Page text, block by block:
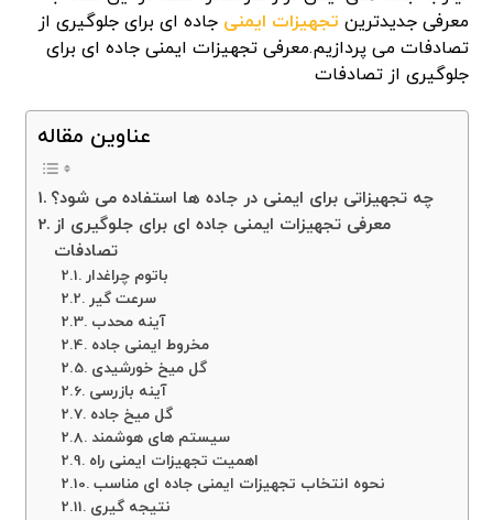
معرفی جدیدترین تجهیزات ایمنی جاده ای برای جلوگیری از
تصادفات می پردازیم.معرفی تجهیزات ایمنی جاده ای برای
جلوگیری از تصادفات
عناوین مقاله
چه تجهیزاتی برای ایمنی در جاده ها استفاده می شود؟
معرفی تجهیزات ایمنی جاده ای برای جلوگیری از
تصادفات
باتوم چراغدار
سرعت گیر
آینه محدب
مخروط ایمنی جاده
گل میخ خورشیدی
آینه بازرسی
گل میخ جاده
سیستم های هوشمند
اهمیت تجهیزات ایمنی راه
نحوه انتخاب تجهیزات ایمنی جاده ای مناسب
نتیجه گیری